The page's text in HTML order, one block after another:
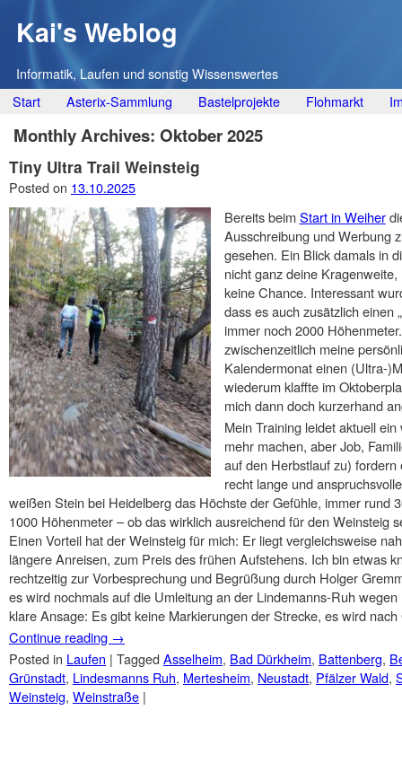
Kai's Weblog
Informatik, Laufen und sonstig Wissenswertes
Main menu
Skip
to
Start Asterix-Sammlung Bastelprojekte Flohmarkt
Monthly Archives: Oktober 2025
Tiny Ultra Trail Weinsteig
Posted on 13.10.2025
Bereits beimStart in Weiher
Ausschreibung und Werbung
gesehen. Ein Blick damals in
nicht ganz deine
keine Chance. Interessant
dass es auch zusätzlich einen
immer noch 2000
zwischenzeitlich meine
Kalendermonat einen (Ultra-
wiederum klaffte im
mich dann doch kurzerhand
Mein Training leidet aktuell
mehr machen, aber Job,
auf den Herbstlauf zu)
recht lange und
weißen Stein bei Heidelberg das Höchste der Gefühle, immer rund
1000 Höhenmeter – ob das wirklich ausreichend für den Weinsteig
Einen Vorteil hat der Weinsteig für mich: Er liegt vergleichsweise
längere Anreisen, zum Preis des frühen Aufstehens. Ich bin etwas
rechtzeitig zur Vorbesprechung und Begrüßung durch Holger
es wird nochmals auf die Umleitung an der Lindemanns-Ruh
klare Ansage: Es gibt keine Markierungen der Strecke, es wird
Continue reading →
Posted in Laufen | Tagged Asselheim, Bad Dürkheim, Battenberg,
Grünstadt, Lindesmanns Ruh, Mertesheim, Neustadt, Pfälzer Wald,
Weinsteig, Weinstraße |